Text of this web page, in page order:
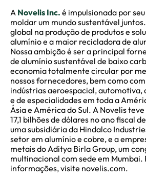
A Novelis Inc. é impulsionada por
moldar um mundo sustentável
global na produção de produtos e
alumínio e a maior recicladora de
Nossa ambição é ser a principal
de alumínio sustentável de baixo
economia totalmente circular por
nossos fornecedores, bem como
indústrias aeroespacial, automotiva,
e de especialidades em toda a
Ásia e América do Sul. A Novelis
17,1 bilhões de dólares no ano fiscal
uma subsidiária da Hindalco
setor em alumínio e cobre, e a
metais do Aditya Birla Group, um
multinacional com sede em Mumbai.
informações, visite novelis.com.